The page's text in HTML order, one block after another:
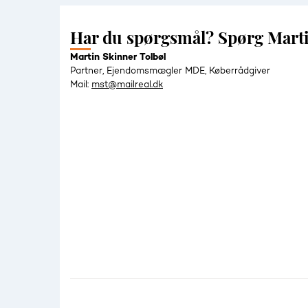
Har du spørgsmål? Spørg
Martin Skinner Tolbøl
Partner, Ejendomsmægler MDE, Køberrådgiver
Mail: mst@mailreal.dk